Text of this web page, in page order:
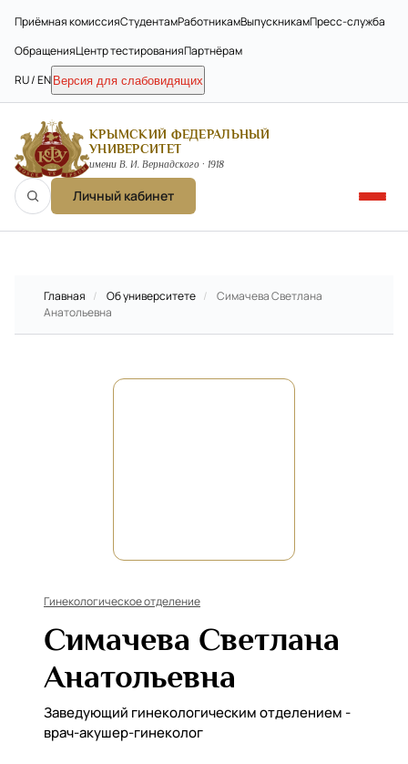
Приёмная комиссияСтудентамРаботникамВыпускникамПресс-служба
ОбращенияЦентр тестированияПартнёрам
RU / EN Версия для слабовидящих
КРЫМСКИЙ ФЕДЕРАЛЬНЫЙ
УНИВЕРСИТЕТ
имени В. И. Вернадского · 1918
Личный кабинет
Главная / Об университете /
Симачева Светлана
Анатольевна
Гинекологическое отделение
Симачева Светлана
Анатольевна
Заведующий гинекологическим отделением -
врач-акушер-гинеколог